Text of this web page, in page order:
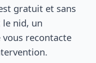
gratuit et sans
le nid, un
recontacte